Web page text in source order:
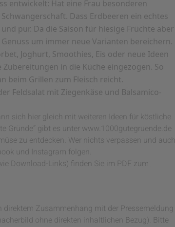
entwickelt: Hat eine Frau besonderen
Dass Erdbeeren ein echtes
pur. Da die Saison für hiesige Früchte aber
um immer neue Varianten bereichern.
Joghurt, Smoothies, Eis oder neue Ideen
in die Küche eingezogen. So
beim Grillen zum Fleisch reicht.
Feldsalat mit Ziegenkäse und Balsamico-
sich hier gleich mit weiteren Ideen für köstliche
Gründe“ gibt es unter www.1000gutegruende.de
zu entdecken. Wer nichts verpassen und auch
und Instagram folgen.
Download-Links) finden Sie im PDF zum
Zusammenhang mit der Pressemeldung
ohne direkten inhaltlichen Bezug). Bitte